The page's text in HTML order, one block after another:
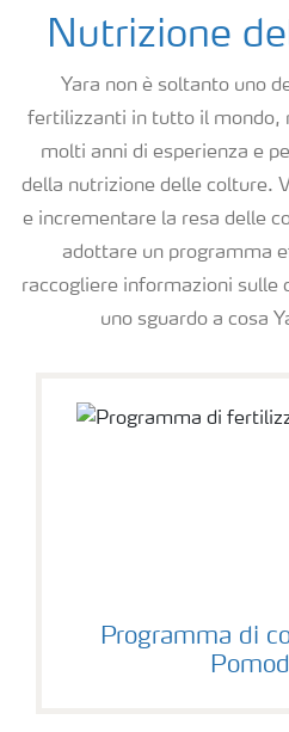
Nutrizione
Yara non è soltanto uno
fertilizzanti in tutto il mondo,
molti anni di esperienza e
della nutrizione delle colture.
e incrementare la resa delle
adottare un programma
raccogliere informazioni sulle
uno sguardo a cosa
Programma di